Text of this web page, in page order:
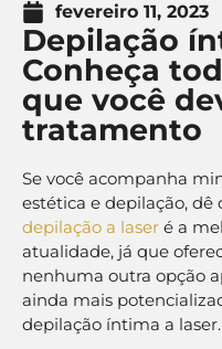
fevereiro 11, 2023
Depilação
Conheça
que você
tratamento
Se você acompanha
estética e depilação, dê
depilação a laser é a
atualidade, já que
nenhuma outra opção
ainda mais
depilação íntima a laser.